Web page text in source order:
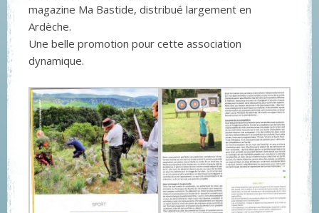
magazine Ma Bastide, distribué largement en
Ardèche.
Une belle promotion pour cette association
dynamique.